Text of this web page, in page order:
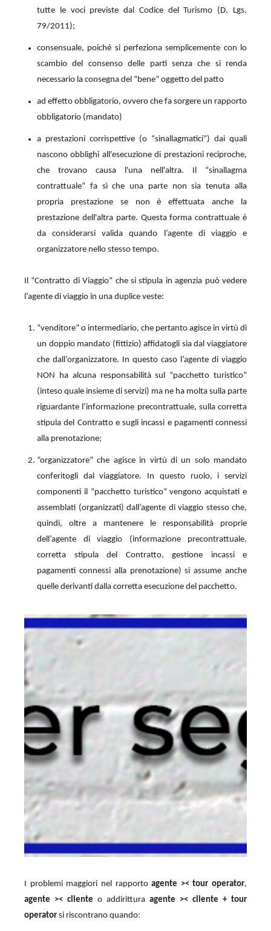
tutte le voci previste dal Codice del Turismo (D. Lgs.
79/2011);
consensuale, poiché si perfeziona semplicemente con lo
scambio del consenso delle parti senza che si renda
necessario la consegna del “bene” oggetto del patto
ad effetto obbligatorio, ovvero che fa sorgere un rapporto
obbligatorio (mandato)
a prestazioni corrispettive (o “sinallagmatici”) dai quali
nascono obblighi all'esecuzione di prestazioni reciproche,
che trovano causa l'una nell'altra. Il “sinallagma
contrattuale” fa sì che una parte non sia tenuta alla
propria prestazione se non è effettuata anche la
prestazione dell'altra parte. Questa forma contrattuale è
da considerarsi valida quando l’agente di viaggio e
organizzatore nello stesso tempo.
Il “Contratto di Viaggio” che si stipula in agenzia può vedere
l’agente di viaggio in una duplice veste:
“venditore” o intermediario, che pertanto agisce in virtù di
un doppio mandato (fittizio) affidatogli sia dal viaggiatore
che dall’organizzatore. In questo caso l’agente di viaggio
NON ha alcuna responsabilità sul “pacchetto turistico”
(inteso quale insieme di servizi) ma ne ha molta sulla parte
riguardante l’informazione precontrattuale, sulla corretta
stipula del Contratto e sugli incassi e pagamenti connessi
alla prenotazione;
“organizzatore” che agisce in virtù di un solo mandato
conferitogli dal viaggiatore. In questo ruolo, i servizi
componenti il “pacchetto turistico” vengono acquistati e
assemblati (organizzati) dall’agente di viaggio stesso che,
quindi, oltre a mantenere le responsabilità proprie
dell’agente di viaggio (informazione precontrattuale,
corretta stipula del Contratto, gestione incassi e
pagamenti connessi alla prenotazione) si assume anche
quelle derivanti dalla corretta esecuzione del pacchetto.
I problemi maggiori nel rapportoagente >< tour operator,
agente >< cliente o addirittura agente >< cliente + tour
operator si riscontrano quando: